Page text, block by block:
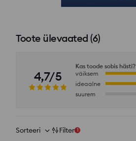
Toote ülevaated (6)
4,7/5
Kas toode sobis hästi?
väiksem
ideaalne
suurem
Sorteeri Filter 1